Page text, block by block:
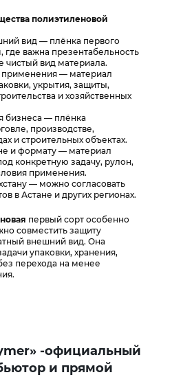
полиэтиленовой
вид — плёнка первого
где важна презентабельность
чистый вид материала.
применения — материал
укрытия, защиты,
и хозяйственных
бизнеса — плёнка
производстве,
и строительных объектах.
и формату — материал
конкретную задачу, рулон,
применения.
— можно согласовать
в Астане и других регионах.
первый сорт особенно
совместить защиту
внешний вид. Она
упаковки, хранения,
перехода на менее
-официальный
и прямой